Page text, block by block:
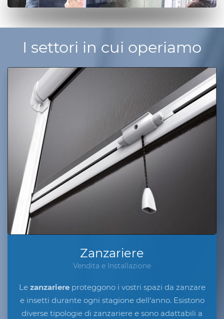
I settori in cui operiamo
Zanzariere
Vendita e Installazione
Le zanzariereproteggono i vostri spazi da zanzare
e insetti durante ogni stagione dell’anno. Esistono
diverse tipologie di zanzariere e sono adattabili a